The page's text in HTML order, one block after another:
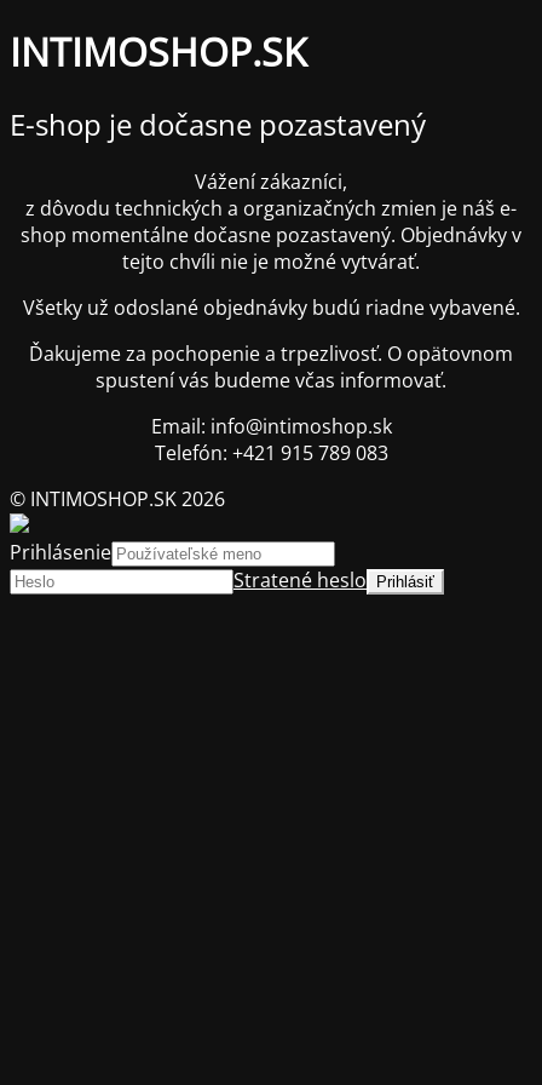
INTIMOSHOP.SK
E-shop je dočasne pozastavený
Vážení zákazníci,
z dôvodu technických a organizačných zmien je náš e-
shop momentálne dočasne pozastavený. Objednávky v
tejto chvíli nie je možné vytvárať.
Všetky už odoslané objednávky budú riadne vybavené.
Ďakujeme za pochopenie a trpezlivosť. O opätovnom
spustení vás budeme včas informovať.
Email: info@intimoshop.sk
Telefón: +421 915 789 083
© INTIMOSHOP.SK 2026
Prihlásenie
Stratené heslo